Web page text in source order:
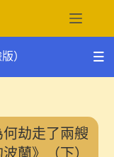
國的香水》
）
何劫走了兩艘
蘭》（下）